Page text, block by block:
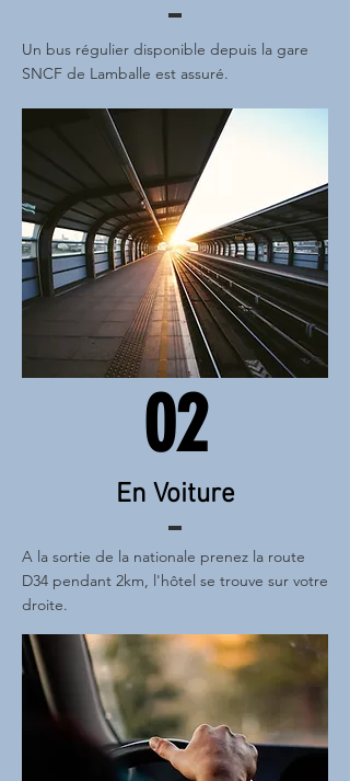
Un bus régulier disponible depuis la gare
SNCF de Lamballe est assuré.
02
En Voiture
A la sortie de la nationale prenez la route
D34 pendant 2km, l'hôtel se trouve sur votre
droite.